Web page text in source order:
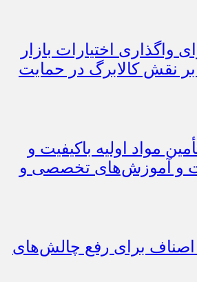
واگذاری اختیارات بازار
بر نقش کالابرگ در حمایت
مواد اولیه باکیفیت و
و آموزش‌های تخصصی و
اصناف برای رفع چالش‌های